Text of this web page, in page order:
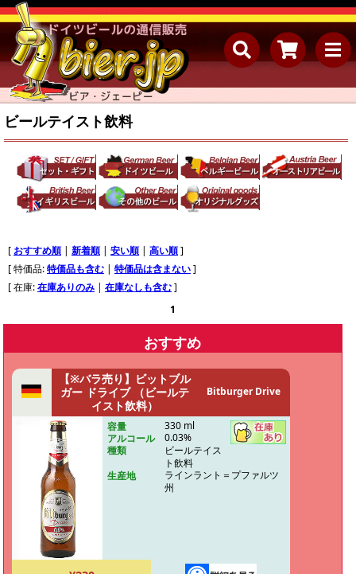
ビールテイスト飲料
[ おすすめ順 | 新着順 | 安い順 | 高い順]
[ 特価品:特価品も含む | 特価品は含まない]
[ 在庫:在庫ありのみ | 在庫なしも含む]
1
おすすめ
【※バラ売り】ビットブル
ガー ドライブ （ビールテ
イスト飲料）
Bitburger Drive
容量
330 ml
アルコール
0.03%
種類
ビールテイス
ト飲料
生産地
ラインラント＝プファルツ
州